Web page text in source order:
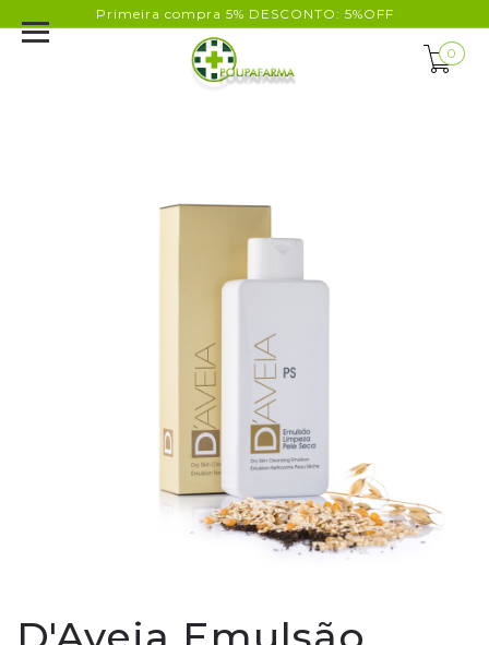
Primeira compra 5% DESCONTO: 5%OFF
0